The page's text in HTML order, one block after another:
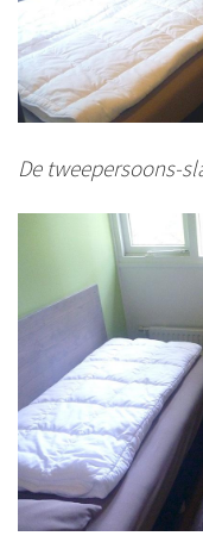
De tweepersoons-